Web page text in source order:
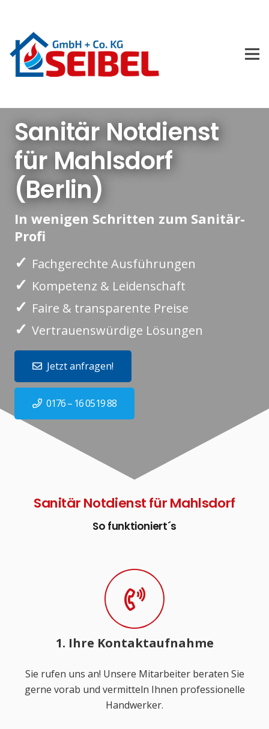
Sanitär Notdienst
für Mahlsdorf
(Berlin)
In wenigen Schritten zum Sanitär-
Profi
✓ Fachgerechte Ausführungen
✓ Kompetenz & Leidenschaft
✓ Faire & transparente Preise
✓ Vertrauenswürdige Lösungen
Jetzt anfragen!
0176 – 16 0519 88
Sanitär Notdienst für Mahlsdorf
So funktioniert´s
1. Ihre Kontaktaufnahme
Sie rufen uns an! Unsere Mitarbeiter beraten Sie
gerne vorab und vermitteln Ihnen professionelle
Handwerker.